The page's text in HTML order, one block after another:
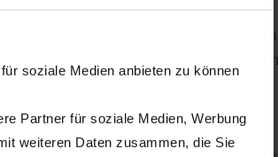
soziale Medien anbieten zu können
Partner für soziale Medien, Werbung
weiteren Daten zusammen, die Sie
shrnovače se středovým
– vysoce výkonné samojízdné žací